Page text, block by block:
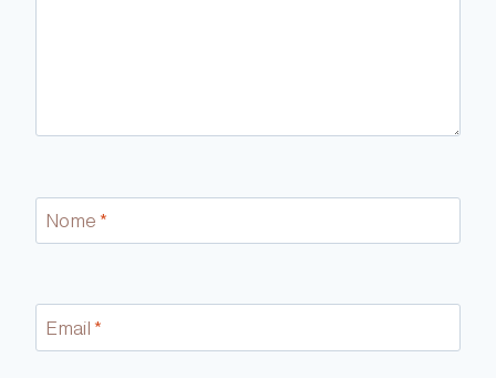
Nome *
Email *